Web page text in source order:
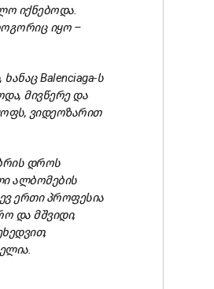
იქნებოდა.
იყო –
ხანაც Balenciaga-ს
მივწერედა
ვიდეოზარით
დროს
ალბომების
ერთიპროფესია
და მშვიდი,